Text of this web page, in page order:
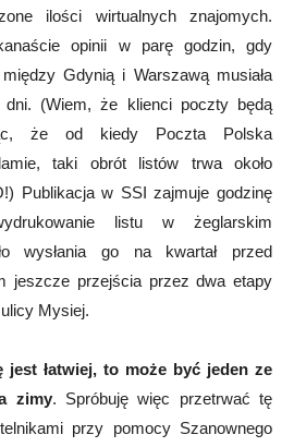
ilości wirtualnych znajomych.
opinii w parę godzin, gdy
Gdynią i Warszawą musiała
(Wiem, że klienci poczty będą
że od kiedy Poczta Polska
taki obrót listów trwa około
Publikacja w SSI zajmuje godzinę
listu w żeglarskim
wysłania go na kwartał przed
jeszcze przejścia przez dwa etapy
Mysiej.
jest łatwiej, to może być jeden ze
zimy. Spróbuję więc przetrwać tę
przy pomocy Szanownego